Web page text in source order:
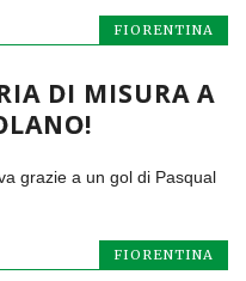
FIORENTINA
DI MISURA A
grazie a un gol di Pasqual
FIORENTINA